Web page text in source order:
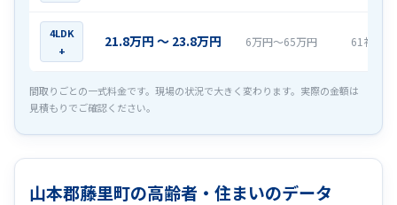
4LDK
+
21.8万円 〜 23.8万円 6万円〜65万円 61社
間取りごとの一式料金です。現場の状況で大きく変わります。実際の金額は
見積もりでご確認ください。
山本郡藤里町の高齢者・住まいのデータ